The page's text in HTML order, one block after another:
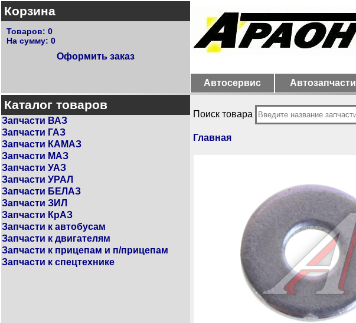
Корзина
Товаров: 0
На сумму: 0
Оформить заказ
Автосервис
Автозапчасти
Каталог товаров
Запчасти ВАЗ
Запчасти ГАЗ
Запчасти КАМАЗ
Запчасти МАЗ
Запчасти УАЗ
Запчасти УРАЛ
Запчасти БЕЛАЗ
Запчасти ЗИЛ
Запчасти КрАЗ
Запчасти к автобусам
Запчасти к двигателям
Запчасти к прицепам и п/прицепам
Запчасти к спецтехнике
Поиск товара
Главная